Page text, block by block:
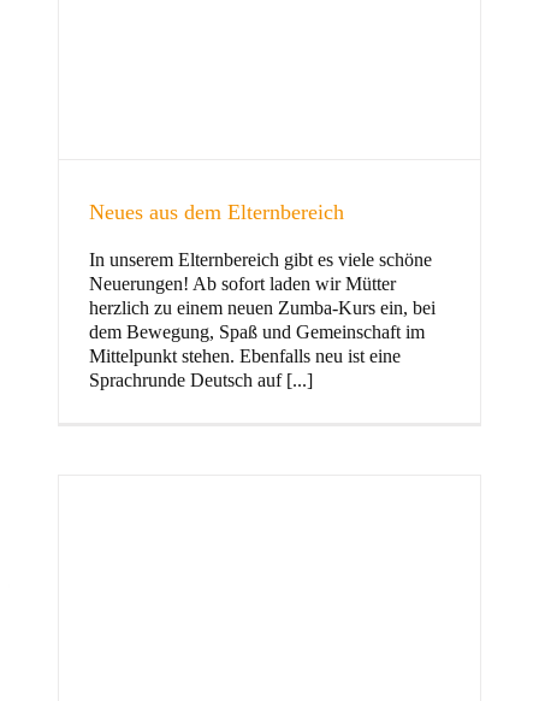
Kinder
Neues aus dem Elternbereich
In unserem Elternbereich gibt es viele schöne
Neuerungen! Ab sofort laden wir Mütter
herzlich zu einem neuen Zumba-Kurs ein, bei
dem Bewegung, Spaß und Gemeinschaft im
Mittelpunkt stehen. Ebenfalls neu ist eine
Sprachrunde Deutsch auf [...]